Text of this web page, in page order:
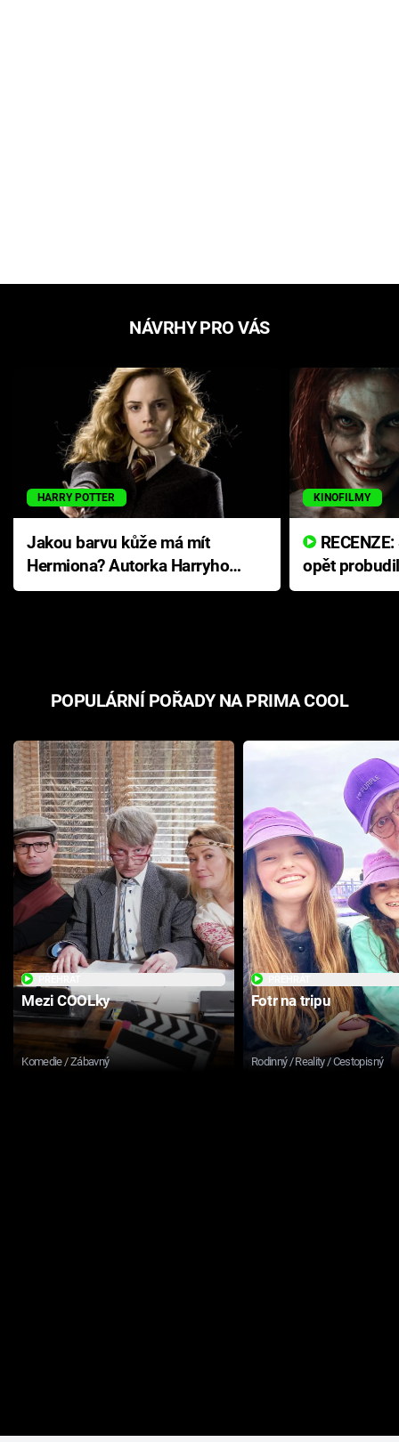
NÁVRHY PRO VÁS
HARRY POTTER
Jakou barvu kůže má mít
Hermiona? Autorka Harryho
Pottera přišla s ráznou
KINOFILMY
opět
přichází s
POPULÁRNÍ POŘADY NA PRIMA COOL
Mezi COOLky
Komedie / Zábavný
Fotr na tripu
Rodinný / Reality / Cestopisný